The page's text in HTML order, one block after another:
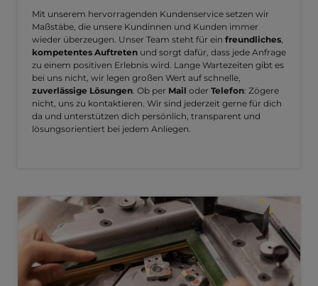
Mit unserem hervorragenden Kundenservice setzen wir
Maßstäbe, die unsere Kundinnen und Kunden immer
wieder überzeugen. Unser Team steht für ein freundliches
kompetentes Auftreten und sorgt dafür, dass jede Anfrage
zu einem positiven Erlebnis wird. Lange Wartezeiten gibt es
bei uns nicht, wir legen großen Wert auf schnelle,
zuverlässige Lösungen . Ob per Mail oder Telefon: Zögere
nicht, uns zu kontaktieren. Wir sind jederzeit gerne für dich
da und unterstützen dich persönlich, transparent und
lösungsorientiert bei jedem Anliegen.